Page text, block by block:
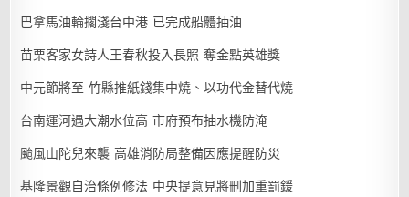
巴拿馬油輪擱淺台中港 已完成船體抽油
苗栗客家女詩人王春秋投入長照 奪金點英雄獎
中元節將至 竹縣推紙錢集中燒、以功代金替代燒
台南運河遇大潮水位高 市府預布抽水機防淹
颱風山陀兒來襲 高雄消防局整備因應提醒防災
基隆景觀自治條例修法 中央提意見將刪加重罰鍰